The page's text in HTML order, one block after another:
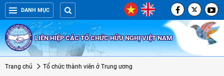
DANH MỤC
LIÊN HIỆP CÁC TỔ CHỨC HỮU NGHỊ VIỆT NAM
Trang chủ Tổ chức thành viên ở Trung ương